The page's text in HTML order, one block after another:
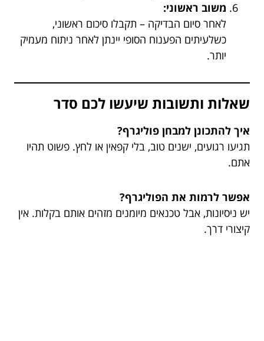
משוב ראשוני:
לאחר סיום הבדיקה – תקבלו סיכום ראשוני,
כשלעיתים הפענוח הסופי יינתן לאחר ניתוח מעמיק
יותר.
שאלות ותשובות שיעשו לכם סדר
איך להתכונן למבחן פוליגרף?
תגיעו רגועים, ישנים טוב, בלי קפאין או לחץ. פשוט תהיו
אתם.
אפשר לרמות את הפוליגרף?
יש ניסיונות, אבל טכנאים מיומנים מזהים אותם בקלות. אין
קיצורי דרך.